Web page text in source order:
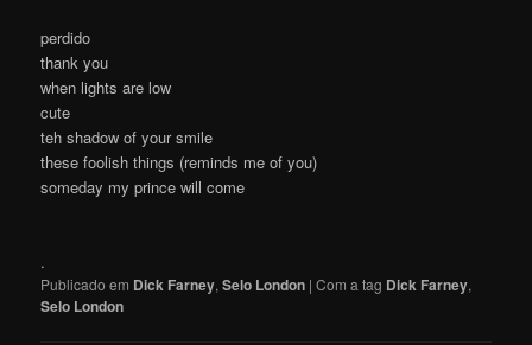
perdido
thank you
when lights are low
cute
teh shadow of your smile
these foolish things (reminds me of you)
someday my prince will come
.
Publicado em Dick Farney,Selo London |Com a tag Dick Farney,
Selo London